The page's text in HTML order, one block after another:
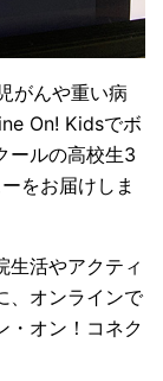
がんや重い病
On! Kidsでボ
ールの高校生3
をお届けしま
生活やアクティ
、オンラインで
・オン！コネク